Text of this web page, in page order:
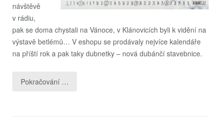
návštěvě
v rádiu,
pak se doma chystali na Vánoce, v Klánovicích byli k vidění na
výstavě betlémů… V eshopu se prodávaly nejvíce kalendáře
na příští rok a pak taky dubnetky – nová dubánčí stavebnice.
Pokračování …